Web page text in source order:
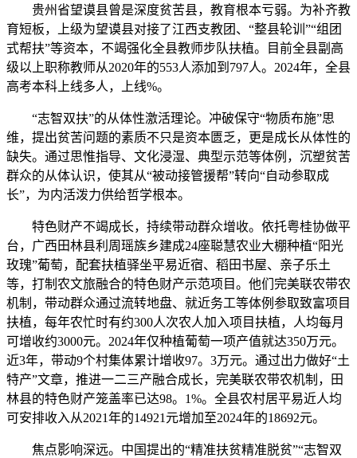
贵州省望谟县曾是深度贫苦县，教育根本亏弱。为补齐教
育短板，上级为望谟县对接了江西支教团、“整县轮训”“组团
式帮扶”等资本，不竭强化全县教师步队扶植。目前全县副高
级以上职称教师从2020年的553人添加到797人。2024年，全县
高考本科上线多人，上线%。
“志智双扶”的从体性激活理论。冲破保守“物质布施”思
维，提出贫苦问题的素质不只是资本匮乏，更是成长从体性的
缺失。通过思惟指导、文化浸湿、典型示范等体例，沉塑贫苦
群众的从体认识，使其从“被动接管援帮”转向“自动参取成
长”，为内活泼力供给哲学根本。
特色财产不竭成长，持续带动群众增收。依托粤桂协做平
台，广西田林县利周瑶族乡建成24座聪慧农业大棚种植“阳光
玫瑰”葡萄，配套扶植驿坐平易近宿、稻田书屋、亲子乐土
等，打制农文旅融合的特色财产示范项目。他们完美联农带农
机制，带动群众通过流转地盘、就近务工等体例参取致富项目
扶植，每年农忙时有约300人次农人加入项目扶植，人均每月
可增收约3000元。2024年仅种植葡萄一项产值就达350万元。
近3年，带动9个村集体累计增收97。3万元。通过出力做好“土
特产”文章，推进一二三产融合成长，完美联农带农机制，田
林县的特色财产笼盖率已达98。1%。全县农村居平易近人均
可安排收入从2021年的14921元增加至2024年的18692元。
焦点影响深远。中国提出的“精准扶贫精准脱贫”“志智双